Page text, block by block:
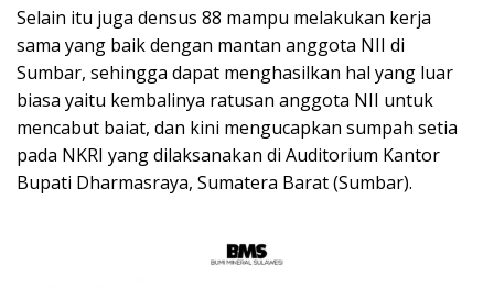
Selain itu juga densus 88 mampu melakukan kerja
sama yang baik dengan mantan anggota NII di
Sumbar, sehingga dapat menghasilkan hal yang luar
biasa yaitu kembalinya ratusan anggota NII untuk
mencabut baiat, dan kini mengucapkan sumpah setia
pada NKRI yang dilaksanakan di Auditorium Kantor
Bupati Dharmasraya, Sumatera Barat (Sumbar).